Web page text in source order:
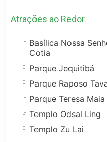
Atrações ao Redor
Basílica Nossa
Cotia
Parque Jequitibá
Parque Raposo
Parque Teresa Maia
Templo Odsal Ling
Templo Zu Lai